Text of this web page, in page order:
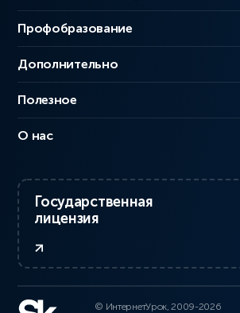
Профобразование
Дополнительно
Полезное
О нас
Государственная
лицензия
© ИнтернетУрок, 2009-2026